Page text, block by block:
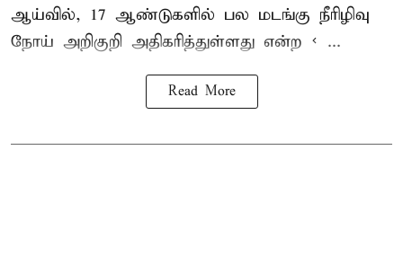
ஆய்வில், 17 ஆண்டுகளில் பல மடங்கு நீரிழிவு
நோய் அறிகுறி அதிகரித்துள்ளது என்ற < ...
Read More